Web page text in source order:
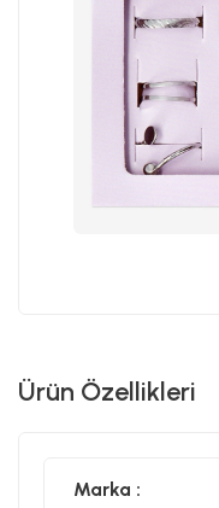
Ürün Özellikleri
Marka :